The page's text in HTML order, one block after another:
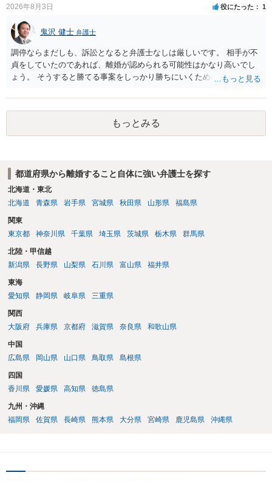
2026年8月3日 役にたった 1
鬼沢 健士 弁護士
調停ならまだしも、訴訟となると弁護士なしは厳しいです。 相手が不
貞をしていたのであれば、離婚が認められる可能性はかなり高いでし
ょう。 そうすると勝てる事案をしっかり勝ちにいくためにも弁護士委
もっとみる
都道府県から離婚すること自体に強い弁護士を探す
北海道・東北
北海道
青森県 岩手県 宮城県 秋田県 山形県 福島県
関東
東京都
神奈川県 千葉県 埼玉県 茨城県 栃木県 群馬県
北陸・甲信越
新潟県
長野県 山梨県 石川県 富山県 福井県
東海
愛知県
静岡県 岐阜県 三重県
関西
大阪府
兵庫県 京都府 滋賀県 奈良県 和歌山県
中国
広島県
岡山県 山口県 鳥取県 島根県
四国
香川県
愛媛県 高知県 徳島県
九州・沖縄
福岡県
佐賀県 長崎県 熊本県 大分県 宮崎県 鹿児島県 沖縄県